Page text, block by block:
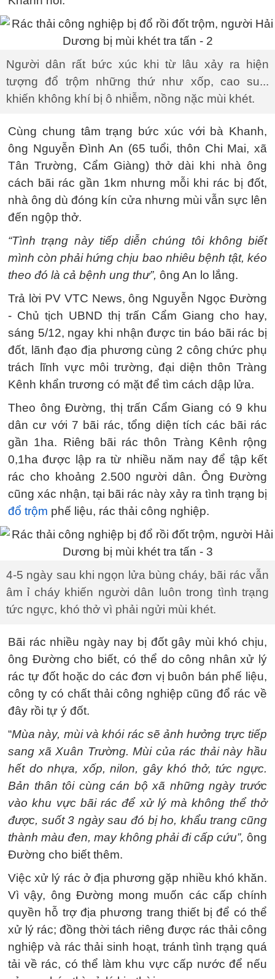
Người dân rất bức xúc khi từ lâu xảy ra hiện
tượng đổ trộm những thứ như xốp, cao su...
khiến không khí bị ô nhiễm, nồng nặc mùi khét.
Cùng chung tâm trạng bức xúc với bà Khanh,
ông Nguyễn Đình An (65 tuổi, thôn Chi Mai, xã
Tân Trường, Cẩm Giàng) thở dài khi nhà ông
cách bãi rác gần 1km nhưng mỗi khi rác bị đốt,
nhà ông dù đóng kín cửa nhưng mùi vẫn sực lên
đến ngộp thở.
“Tình trạng này tiếp diễn chúng tôi không biết
mình còn phải hứng chịu bao nhiêu bệnh tật, kéo
theo đó là cả bệnh ung thư”, ông An lo lắng.
Trả lời PV VTC News, ông Nguyễn Ngọc Đường
- Chủ tịch UBND thị trấn Cẩm Giang cho hay,
sáng 5/12, ngay khi nhận được tin báo bãi rác bị
đốt, lãnh đạo địa phương cùng 2 công chức phụ
trách lĩnh vực môi trường, đại diện thôn Tràng
Kênh khẩn trương có mặt để tìm cách dập lửa.
Theo ông Đường, thị trấn Cẩm Giang có 9 khu
dân cư với 7 bãi rác, tổng diện tích các bãi rác
gần 1ha. Riêng bãi rác thôn Tràng Kênh rộng
0,1ha được lập ra từ nhiều năm nay để tập kết
rác cho khoảng 2.500 người dân. Ông Đường
cũng xác nhận, tại bãi rác này xảy ra tình trạng bị
đổ trộm phế liệu, rác thải công nghiệp.
4-5 ngày sau khi ngọn lửa bùng cháy, bãi rác vẫn
âm ỉ cháy khiến người dân luôn trong tình trạng
tức ngực, khó thở vì phải ngửi mùi khét.
Bãi rác nhiều ngày nay bị đốt gây mùi khó chịu,
ông Đường cho biết, có thể do công nhân xử lý
rác tự đốt hoặc do các đơn vị buôn bán phế liệu,
công ty có chất thải công nghiệp cũng đổ rác về
đây rồi tự ý đốt.
“Mùa này, mùi và khói rác sẽ ảnh hưởng trực tiếp
sang xã Xuân Trường. Mùi của rác thải này hầu
hết do nhựa, xốp, nilon, gây khó thở, tức ngực.
Bản thân tôi cùng cán bộ xã những ngày trước
vào khu vực bãi rác để xử lý mà không thể thở
được, suốt 3 ngày sau đó bị ho, khẩu trang cũng
thành màu đen, may không phải đi cấp cứu”, ông
Đường cho biết thêm.
Việc xử lý rác ở địa phương gặp nhiều khó khăn.
Vì vậy, ông Đường mong muốn các cấp chính
quyền hỗ trợ địa phương trang thiết bị để có thể
xử lý rác; đồng thời tách riêng được rác thải công
nghiệp và rác thải sinh hoạt, tránh tình trạng quá
tải về rác, có thể làm khu vực cấp nước để nếu